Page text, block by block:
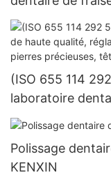
vitesse certifié
(ISO 655 114
laboratoire
la pierre
précieuses, tête
Polissage
KENXIN